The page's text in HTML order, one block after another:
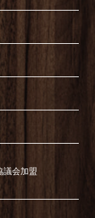
議会加盟